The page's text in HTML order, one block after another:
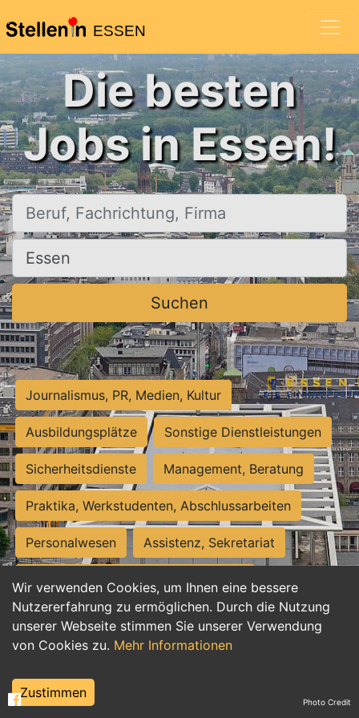
ESSEN
Wir verwenden Cookies, um Ihnen eine bessere
Nutzererfahrung zu ermöglichen. Durch die Nutzung
unserer Webseite stimmen Sie unserer Verwendung
von Cookies zu. Mehr Informationen
Zustimmen
Die besten
Jobs in Essen!
Beruf, Fachrichtung, Firma
Ort, Stadt
Suchen
Journalismus, PR, Medien, Kultur
Ausbildungsplätze Sonstige Dienstleistungen
Sicherheitsdienste Management, Beratung
Praktika, Werkstudenten, Abschlussarbeiten
Personalwesen Assistenz, Sekretariat
Hilfskräfte, Aushilfs- und Nebenjobs
Einkauf, Logistik, Materialwirtschaft
Weiterbildung, Studium, duale Ausbildung
Tourismus
Photo Credit